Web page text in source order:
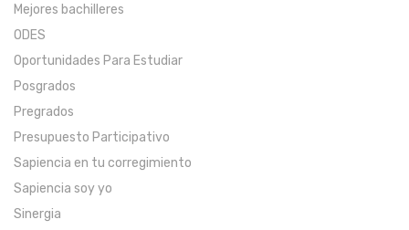
Mejores bachilleres
ODES
Oportunidades Para Estudiar
Posgrados
Pregrados
Presupuesto Participativo
Sapiencia en tu corregimiento
Sapiencia soy yo
Sinergia